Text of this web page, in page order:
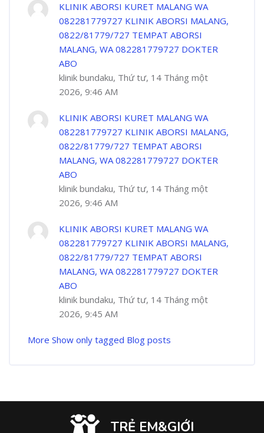
KLINIK ABORSI KURET MALANG WA
082281779727 KLINIK ABORSI MALANG,
0822/81779/727 TEMPAT ABORSI
MALANG, WA 082281779727 DOKTER
ABO
klinik bundaku, Thứ tư, 14 Tháng một
2026, 9:46 AM
KLINIK ABORSI KURET MALANG WA
082281779727 KLINIK ABORSI MALANG,
0822/81779/727 TEMPAT ABORSI
MALANG, WA 082281779727 DOKTER
ABO
klinik bundaku, Thứ tư, 14 Tháng một
2026, 9:46 AM
KLINIK ABORSI KURET MALANG WA
082281779727 KLINIK ABORSI MALANG,
0822/81779/727 TEMPAT ABORSI
MALANG, WA 082281779727 DOKTER
ABO
klinik bundaku, Thứ tư, 14 Tháng một
2026, 9:45 AM
More Show only tagged Blog posts
TRẺ EM&GIỚI